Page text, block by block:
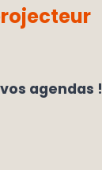
agendas !